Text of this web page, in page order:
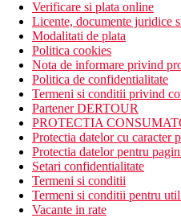
Verificare si plata online
Licente, documente juridice
Modalitati de plata
Politica cookies
Nota de informare privind
Politica de confidentialitate
Termeni si conditii privind
Partener DERTOUR
PROTECTIA
Protectia datelor cu caracter
Protectia datelor pentru
Setari confidentialitate
Termeni si conditii
Termeni si conditii pentru
Vacante in rate